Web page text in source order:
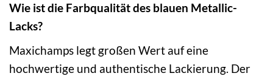
Wie ist die Farbqualität des blauen Metallic-
Lacks?
Maxichamps legt großen Wert auf eine
hochwertige und authentische Lackierung. Der